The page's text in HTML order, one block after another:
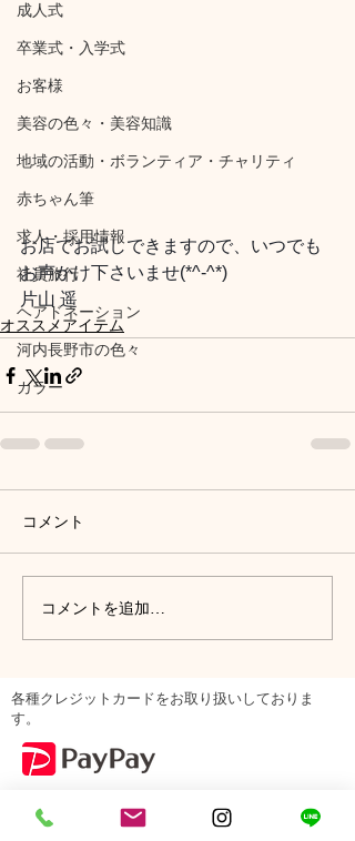
成人式
卒業式・入学式
お客様
美容の色々・美容知識
地域の活動・ボランティア・チャリティ
赤ちゃん筆
求人・採用情報
社員旅行
ヘアドネーション
河内長野市の色々
カラー
お店でお試しできますので、いつでも
お声かけ下さいませ(*^-^*)
片山 遥
オススメアイテム
コメント
コメントを追加…
各種クレジットカードをお取り扱いしておりま
す。